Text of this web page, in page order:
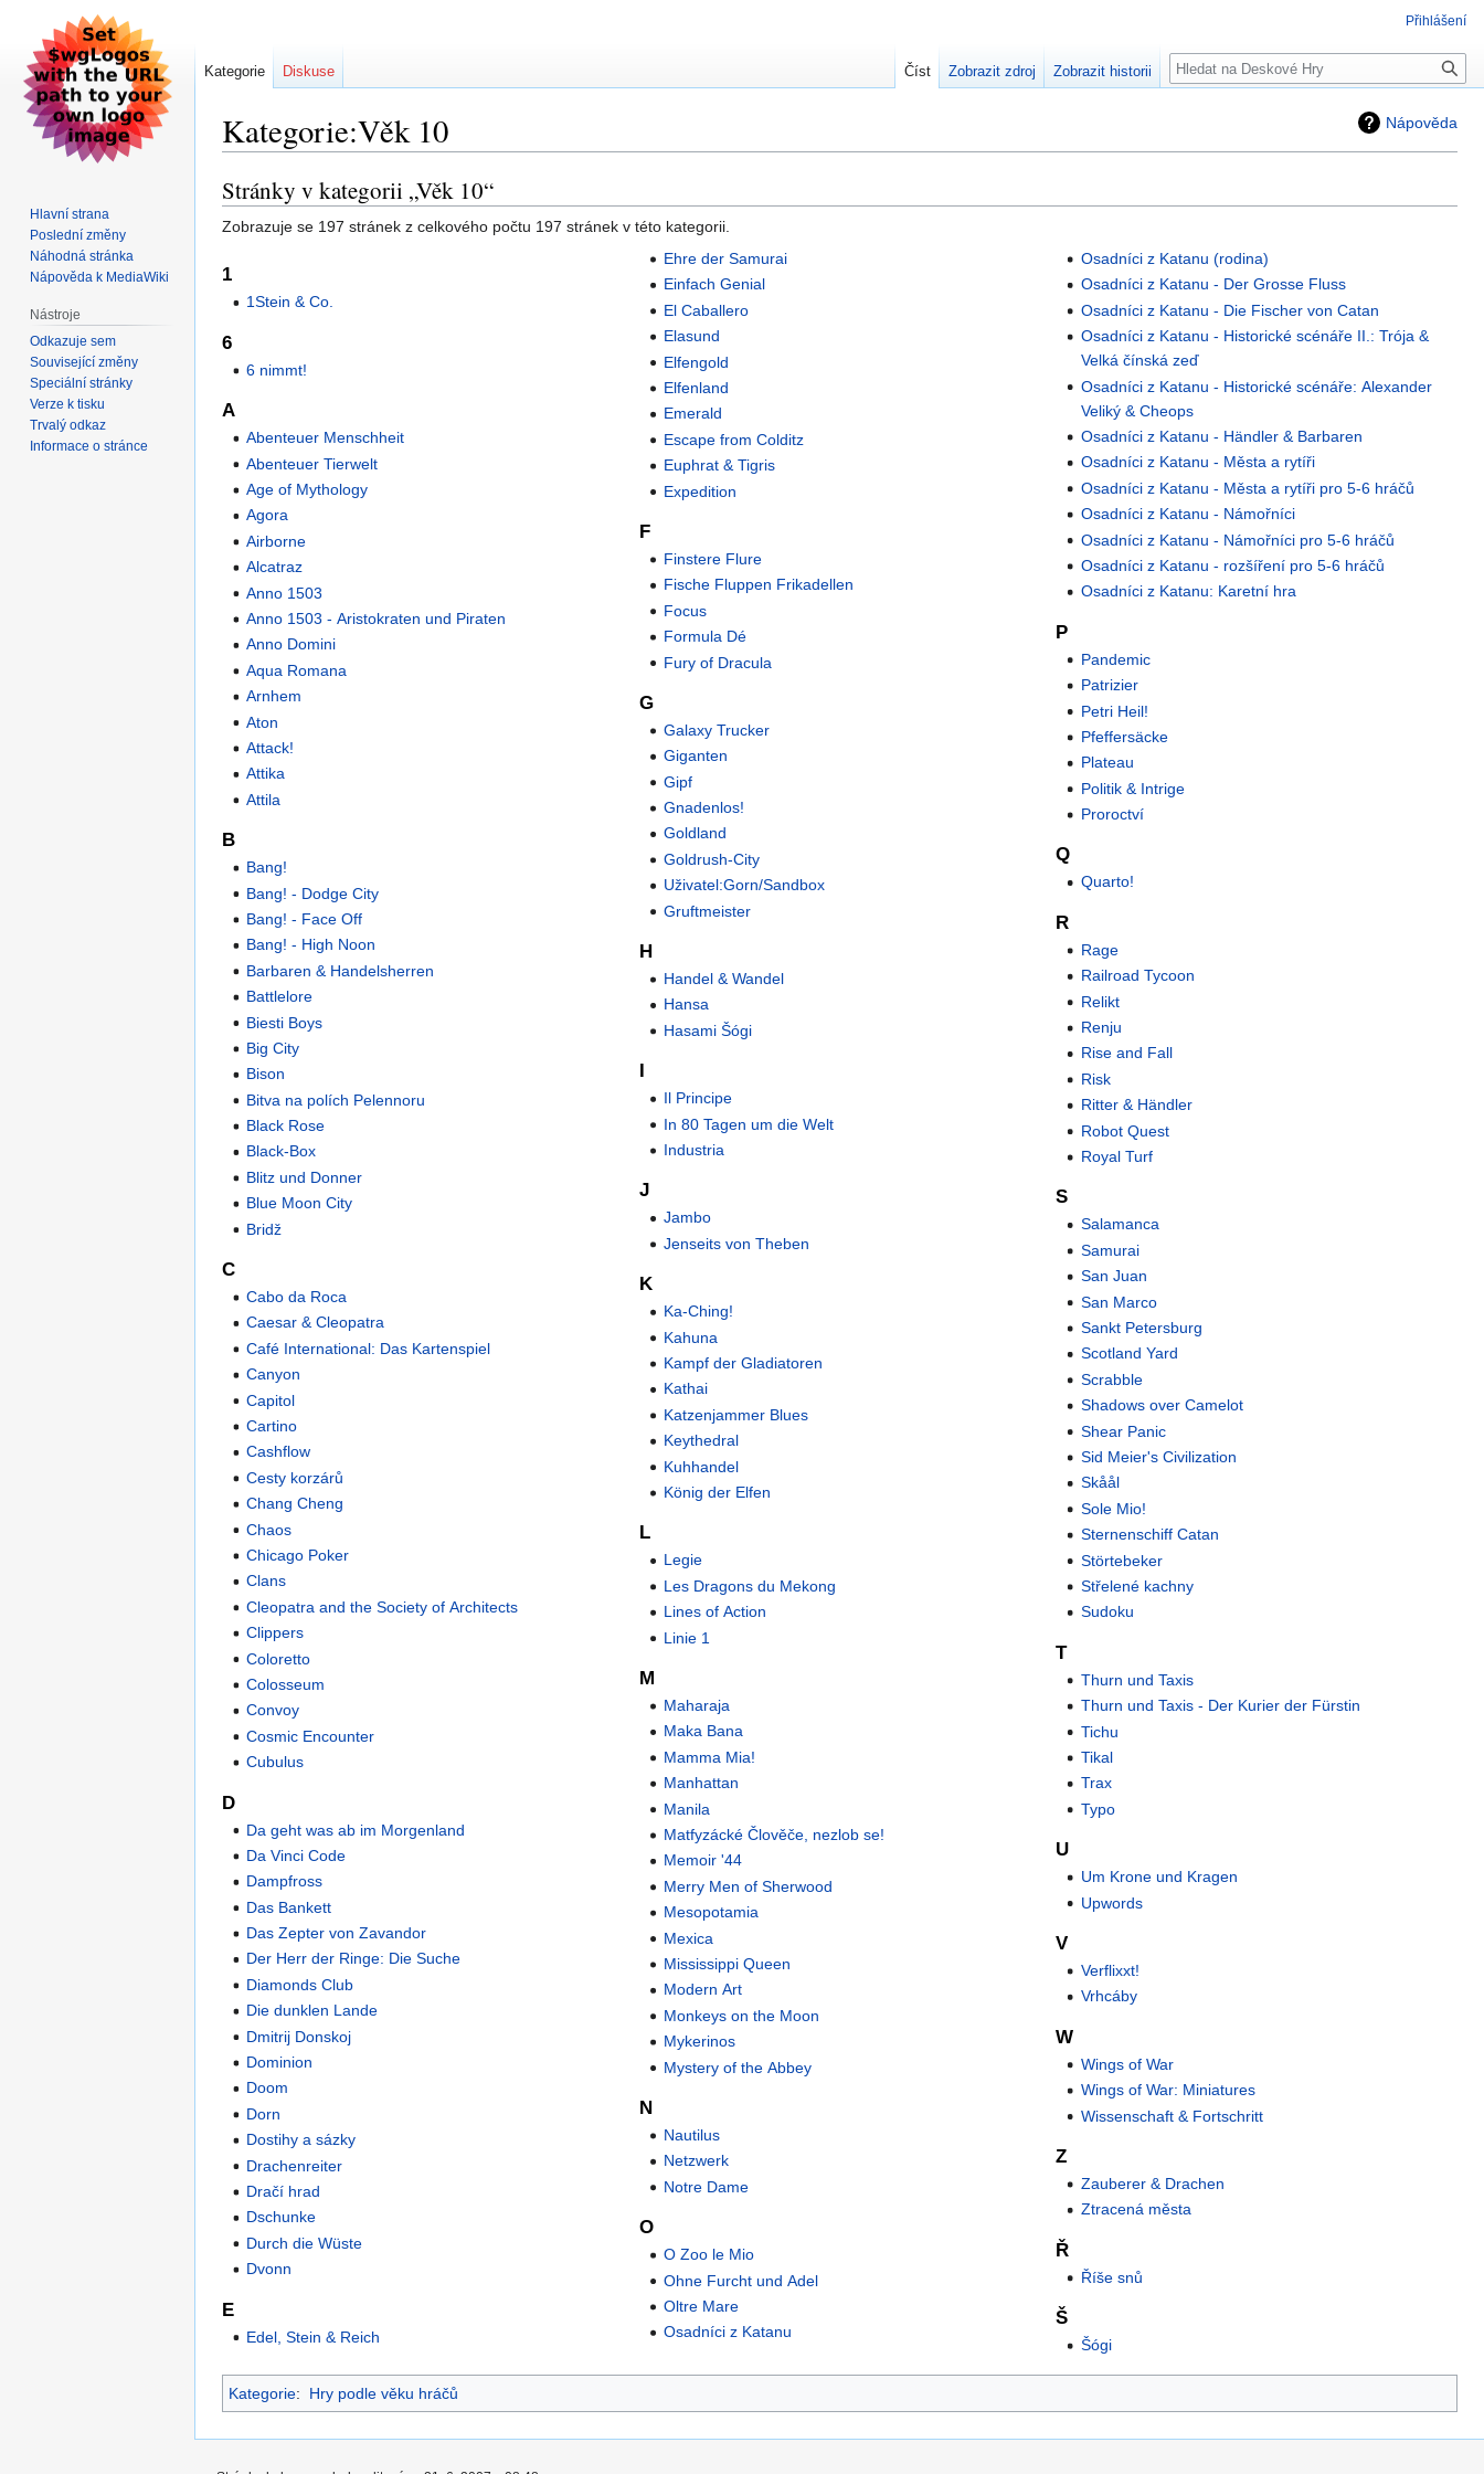
Nápověda
Kategorie:Věk 10
Skočit
na
navigaci
Skočit
na
vyhledávání
Stránky v kategorii „Věk 10“
Zobrazuje se 197 stránek z celkového počtu 197 stránek v této kategorii.
1
1Stein & Co.
6
6 nimmt!
A
Abenteuer Menschheit
Abenteuer Tierwelt
Age of Mythology
Agora
Airborne
Alcatraz
Anno 1503
Anno 1503 - Aristokraten und Piraten
Anno Domini
Aqua Romana
Arnhem
Aton
Attack!
Attika
Attila
B
Bang!
Bang! - Dodge City
Bang! - Face Off
Bang! - High Noon
Barbaren & Handelsherren
Battlelore
Biesti Boys
Big City
Bison
Bitva na polích Pelennoru
Black Rose
Black-Box
Blitz und Donner
Blue Moon City
Bridž
C
Cabo da Roca
Caesar & Cleopatra
Café International: Das Kartenspiel
Canyon
Capitol
Cartino
Cashflow
Cesty korzárů
Chang Cheng
Chaos
Chicago Poker
Clans
Cleopatra and the Society of Architects
Clippers
Coloretto
Colosseum
Convoy
Cosmic Encounter
Cubulus
D
Da geht was ab im Morgenland
Da Vinci Code
Dampfross
Das Bankett
Das Zepter von Zavandor
Der Herr der Ringe: Die Suche
Diamonds Club
Die dunklen Lande
Dmitrij Donskoj
Dominion
Doom
Dorn
Dostihy a sázky
Drachenreiter
Dračí hrad
Dschunke
Durch die Wüste
Dvonn
E
Edel, Stein & Reich
Ehre der Samurai
Einfach Genial
El Caballero
Elasund
Elfengold
Elfenland
Emerald
Escape from Colditz
Euphrat & Tigris
Expedition
F
Finstere Flure
Fische Fluppen Frikadellen
Focus
Formula Dé
Fury of Dracula
G
Galaxy Trucker
Giganten
Gipf
Gnadenlos!
Goldland
Goldrush-City
Uživatel:Gorn/Sandbox
Gruftmeister
H
Handel & Wandel
Hansa
Hasami Šógi
Il Principe
In 80 Tagen um die Welt
Industria
J
Jambo
Jenseits von Theben
K
Ka-Ching!
Kahuna
Kampf der Gladiatoren
Kathai
Katzenjammer Blues
Keythedral
Kuhhandel
König der Elfen
L
Legie
Les Dragons du Mekong
Lines of Action
Linie 1
M
Maharaja
Maka Bana
Mamma Mia!
Manhattan
Manila
Matfyzácké Člověče, nezlob se!
Memoir '44
Merry Men of Sherwood
Mesopotamia
Mexica
Mississippi Queen
Modern Art
Monkeys on the Moon
Mykerinos
Mystery of the Abbey
N
Nautilus
Netzwerk
Notre Dame
O
O Zoo le Mio
Ohne Furcht und Adel
Oltre Mare
Osadníci z Katanu
Osadníci z Katanu (rodina)
Osadníci z Katanu - Der Grosse Fluss
Osadníci z Katanu - Die Fischer von Catan
Osadníci z Katanu - Historické scénáře II.: Trója &
Velká čínská zeď
Osadníci z Katanu - Historické scénáře: Alexander
Veliký & Cheops
Osadníci z Katanu - Händler & Barbaren
Osadníci z Katanu - Města a rytíři
Osadníci z Katanu - Města a rytíři pro 5-6 hráčů
Osadníci z Katanu - Námořníci
Osadníci z Katanu - Námořníci pro 5-6 hráčů
Osadníci z Katanu - rozšíření pro 5-6 hráčů
Osadníci z Katanu: Karetní hra
P
Pandemic
Patrizier
Petri Heil!
Pfeffersäcke
Plateau
Politik & Intrige
Proroctví
Q
Quarto!
R
Rage
Railroad Tycoon
Relikt
Renju
Rise and Fall
Risk
Ritter & Händler
Robot Quest
Royal Turf
S
Salamanca
Samurai
San Juan
San Marco
Sankt Petersburg
Scotland Yard
Scrabble
Shadows over Camelot
Shear Panic
Sid Meier's Civilization
Skåål
Sole Mio!
Sternenschiff Catan
Störtebeker
Střelené kachny
Sudoku
T
Thurn und Taxis
Thurn und Taxis - Der Kurier der Fürstin
Tichu
Tikal
Trax
Typo
U
Um Krone und Kragen
Upwords
V
Verflixxt!
Vrhcáby
W
Wings of War
Wings of War: Miniatures
Wissenschaft & Fortschritt
Z
Zauberer & Drachen
Ztracená města
Ř
Říše snů
Š
Šógi
Kategorie: Hry podle věku hráčů
Přihlášení
Kategorie Diskuse Číst Zobrazit zdroj Zobrazit historii Hledat
Hlavní strana
Poslední změny
Náhodná stránka
Nápověda k MediaWiki
Nástroje
Odkazuje sem
Související změny
Speciální stránky
Verze k tisku
Trvalý odkaz
Informace o stránce